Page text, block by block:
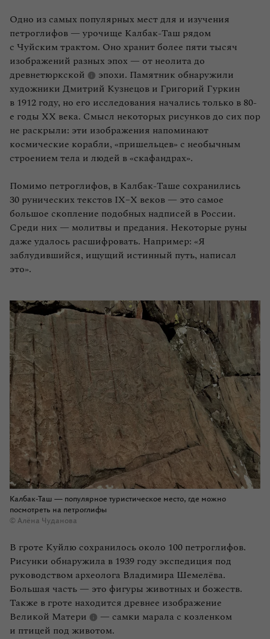
Одно из самых популярных мест для и изучения
петроглифов — урочище Калбак‑Таш рядом
с Чуйским трактом. Оно хранит более пяти тысяч
изображений разных эпох — от неолита до
древнетюркской
эпохи. Памятник обнаружили
художники Дмитрий Кузнецов и Григорий Гуркин
в 1912 году, но его исследования начались только в 80-
е годы XX века. Смысл некоторых рисунков до сих пор
не раскрыли: эти изображения напоминают
космические корабли, «пришельцев» с необычным
строением тела и людей в «скафандрах».
Помимо петроглифов, в Калбак‑Таше сохранились
30 рунических текстов IX–X веков — это самое
большое скопление подобных надписей в России.
Среди них — молитвы и предания. Некоторые руны
даже удалось расшифровать. Например: «Я
заблудившийся, ищущий истинный путь, написал
это».
Калбак-Таш — популярное туристическое место, где можно
посмотреть на петроглифы
© Алёна Чуданова
В гроте Куйлю сохранилось около 100 петроглифов.
Рисунки обнаружила в 1939 году экспедиция под
руководством археолога Владимира Шемелёва.
Большая часть — это фигуры животных и божеств.
Также в гроте находится древнее изображение
Великой Матери
— самки марала с козленком
и птицей под животом.